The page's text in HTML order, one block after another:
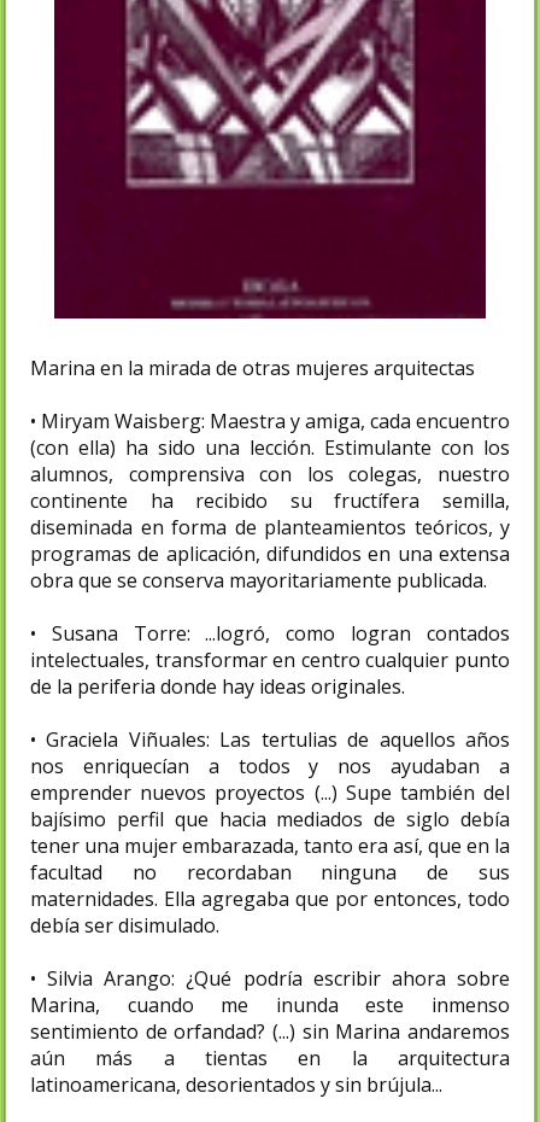
Marina en la mirada de otras mujeres arquitectas
• Miryam Waisberg: Maestra y amiga, cada encuentro
(con ella) ha sido una lección. Estimulante con los
alumnos, comprensiva con los colegas, nuestro
continente ha recibido su fructífera semilla,
diseminada en forma de planteamientos teóricos, y
programas de aplicación, difundidos en una extensa
obra que se conserva mayoritariamente publicada.
• Susana Torre: ...logró, como logran contados
intelectuales, transformar en centro cualquier punto
de la periferia donde hay ideas originales.
• Graciela Viñuales: Las tertulias de aquellos años
nos enriquecían a todos y nos ayudaban a
emprender nuevos proyectos (...) Supe también del
bajísimo perfil que hacia mediados de siglo debía
tener una mujer embarazada, tanto era así, que en la
facultad no recordaban ninguna de sus
maternidades. Ella agregaba que por entonces, todo
debía ser disimulado.
• Silvia Arango: ¿Qué podría escribir ahora sobre
Marina, cuando me inunda este inmenso
sentimiento de orfandad? (...) sin Marina andaremos
aún más a tientas en la arquitectura
latinoamericana, desorientados y sin brújula...